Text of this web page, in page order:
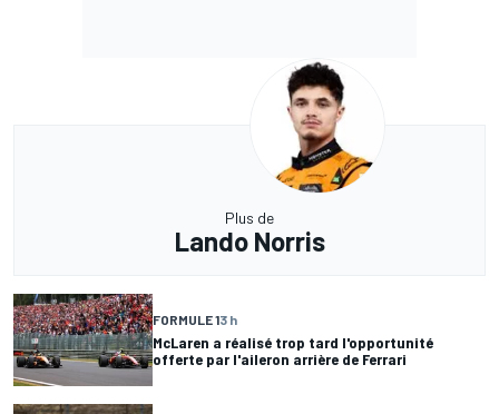
Plus de
Lando Norris
FORMULE 13 h
McLaren a réalisé trop tard l'opportunité
offerte par l'aileron arrière de Ferrari